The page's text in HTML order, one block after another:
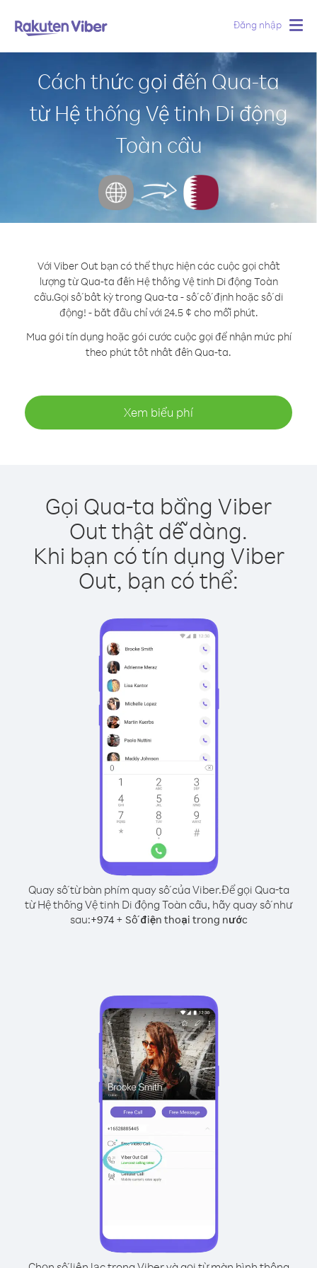
Đăng nhập
Cách thức gọi đến Qua-ta
từ Hệ thống Vệ tinh Di động
Toàn cầu
Với Viber Out bạn có thể thực hiện các cuộc gọi chất
lượng từ Qua-ta đến Hệ thống Vệ tinh Di động Toàn
cầu.Gọi số bất kỳ trong Qua-ta - số cố định hoặc số di
động! - bắt đầu chỉ với 24.5 ¢ cho mỗi phút.
Mua gói tín dụng hoặc gói cước cuộc gọi để nhận mức phí
theo phút tốt nhất đến Qua-ta.
Xem biểu phí
Gọi Qua-ta bằng Viber
Out thật dễ dàng.
Khi bạn có tín dụng Viber
Out, bạn có thể:
Quay số từ bàn phím quay số của Viber.Để gọi Qua-ta
từ Hệ thống Vệ tinh Di động Toàn cầu, hãy quay số như
sau:+974+ Số điện thoại trong nước